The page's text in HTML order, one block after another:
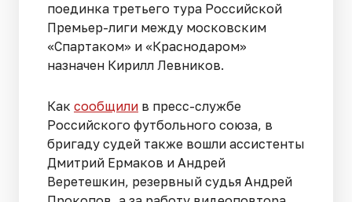
поединка третьего тура Российской
Премьер-лиги между московским
«Спартаком» и «Краснодаром»
назначен Кирилл Левников.
Как сообщили в пресс-службе
Российского футбольного союза, в
бригаду судей также вошли ассистенты
Дмитрий Ермаков и Андрей
Веретешкин, резервный судья Андрей